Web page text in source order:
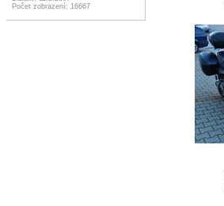
Počet zobrazení: 16667